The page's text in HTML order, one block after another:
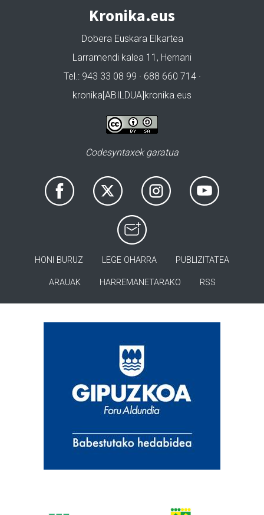
Kronika.eus
Dobera Euskara Elkartea
Larramendi kalea 11, Hernani
Tel.: 943 33 08 99 · 688 660 714 ·
kronika[ABILDUA]kronika.eus
Codesyntaxek garatua
HONI BURUZ LEGE OHARRA PUBLIZITATEA
ARAUAK HARREMANETARAKO RSS